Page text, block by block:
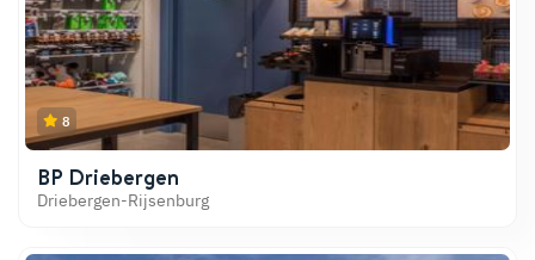
8
BP Driebergen
Driebergen-Rijsenburg